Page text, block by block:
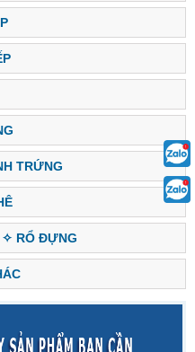
TRỨNG
✧ RỔ ĐỰNG